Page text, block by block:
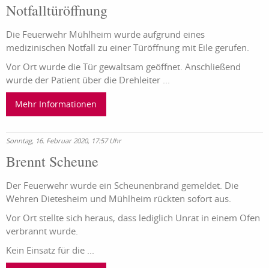
Notfalltüröffnung
Die Feuerwehr Mühlheim wurde aufgrund eines
medizinischen Notfall zu einer Türöffnung mit Eile gerufen.
Vor Ort wurde die Tür gewaltsam geöffnet. Anschließend
wurde der Patient über die Drehleiter ...
Mehr Informationen
Sonntag, 16. Februar 2020, 17:57 Uhr
Brennt Scheune
Der Feuerwehr wurde ein Scheunenbrand gemeldet. Die
Wehren Dietesheim und Mühlheim rückten sofort aus.
Vor Ort stellte sich heraus, dass lediglich Unrat in einem Ofen
verbrannt wurde.
Kein Einsatz für die ...